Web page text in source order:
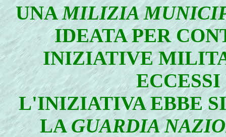
UNAMILIZIA
IDEATA PER
INIZIATIVE
L'INIZIATIVA EBBE
LAGUARDIA